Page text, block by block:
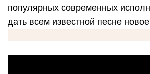
популярных современных
дать всем известной песне